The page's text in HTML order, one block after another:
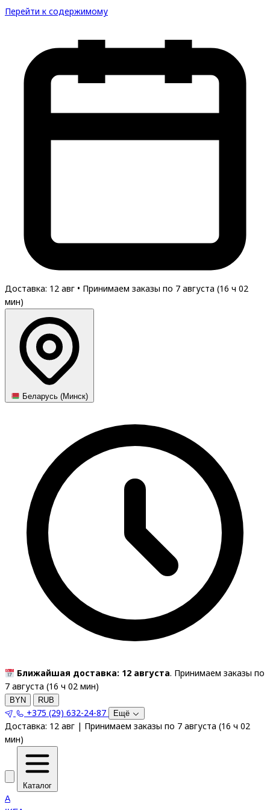
Перейти к содержимому
Доставка: 12 авг • Принимаем заказы по 7 августа (16 ч 02
мин)
Беларусь (Минск)
Ближайшая доставка: 12 августа. Принимаем заказы по
7 августа (16 ч 02 мин)
BYN RUB
+375 (29) 632-24-87 Ещё
Доставка: 12 авг | Принимаем заказы по 7 августа (16 ч 02
мин)
Каталог
A